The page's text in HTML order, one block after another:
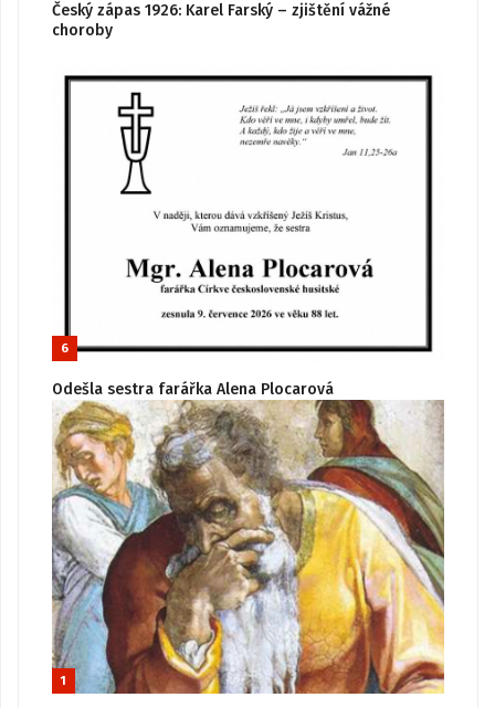
Český zápas 1926: Karel Farský – zjištění vážné
choroby
6
Odešla sestra farářka Alena Plocarová
1